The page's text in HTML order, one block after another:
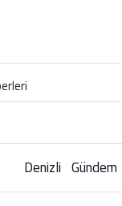
Denizli Gündem